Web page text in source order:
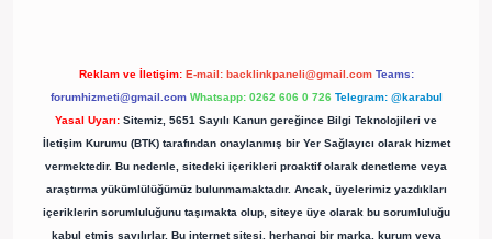
Reklam ve İletişim: E-mail: backlinkpaneli@gmail.com Teams:
forumhizmeti@gmail.com Whatsapp: 0262 606 0 726 Telegram: @karabul
Yasal Uyarı: Sitemiz, 5651 Sayılı Kanun gereğince Bilgi Teknolojileri ve
İletişim Kurumu (BTK) tarafından onaylanmış bir Yer Sağlayıcı olarak hizmet
vermektedir. Bu nedenle, sitedeki içerikleri proaktif olarak denetleme veya
araştırma yükümlülüğümüz bulunmamaktadır. Ancak, üyelerimiz yazdıkları
içeriklerin sorumluluğunu taşımakta olup, siteye üye olarak bu sorumluluğu
kabul etmiş sayılırlar. Bu internet sitesi, herhangi bir marka, kurum veya